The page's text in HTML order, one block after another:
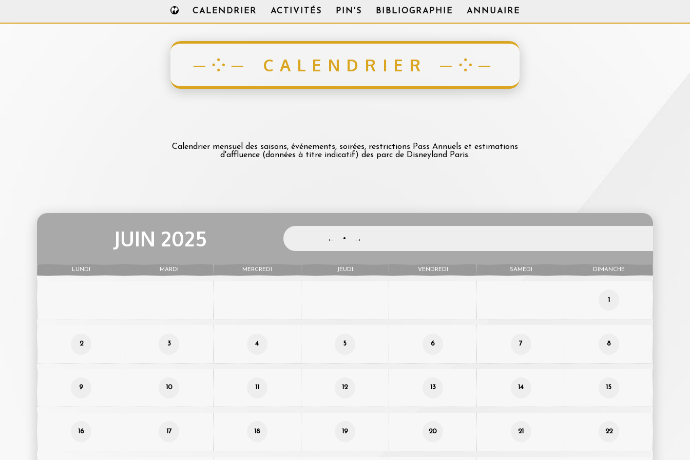
CALENDRIER ACTIVITÉS PIN'S BIBLIOGRAPHIE ANNUAIRE
CALENDRIER
Calendrier mensuel des saisons, événements, soirées, restrictions Pass Annuels et estimations
d'affluence (données à titre indicatif) des parc de Disneyland Paris.
JUIN 2025 ← • →
LUNDI MARDI MERCREDI JEUDI VENDREDI SAMEDI DIMANCHE
1
2 3 4 5 6 7 8
9 10 12 13 14 15
16 17 18 19 20 21 22